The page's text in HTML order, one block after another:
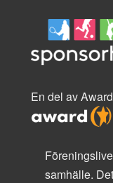
En del av
samhälle.